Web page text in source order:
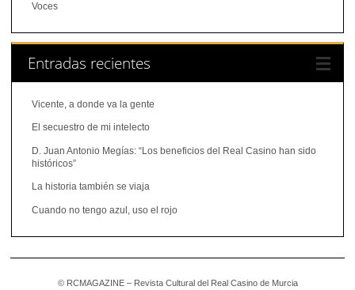
Voces
Entradas recientes
Vicente, a donde va la gente
El secuestro de mi intelecto
D. Juan Antonio Megías: “Los beneficios del Real Casino han sido
históricos”
La historia también se viaja
Cuando no tengo azul, uso el rojo
© RCMAGAZINE – Revista Cultural del Real Casino de Murcia